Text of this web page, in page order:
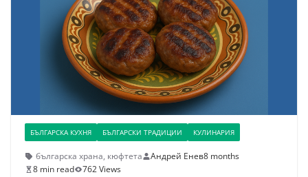
БЪЛГАРСКА КУХНЯ БЪЛГАРСКИ ТРАДИЦИИ КУЛИНАРИЯ
българска храна, кюфтета Андрей Енев8 months
8 min read
762 Views